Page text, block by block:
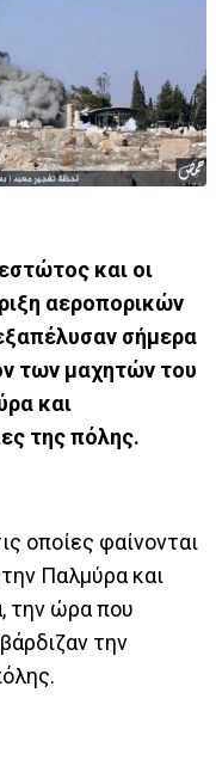
και οι
αεροπορικών
σήμερα
των μαχητών του
και
της πόλης.
οποίες φαίνονται
Παλμύρα και
την ώρα που
την